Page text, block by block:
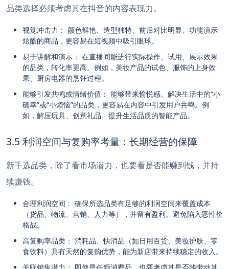
品类选择必须考虑其在抖音的内容表现力。
视觉冲击力： 颜色鲜艳、造型独特、前后对比明显、功能演示
炫酷的商品，更容易在短视频中吸引眼球。
易于讲解和演示： 在直播间能进行实际操作、试用、展示效果
的品类，转化率更高。例如，美妆产品的试色、服饰的上身效
果、厨房电器的烹饪过程。
能够引发共鸣或情绪价值： 能够带来愉悦感、解决生活中的“小
确幸”或“小烦恼”的品类，更容易在内容中引发用户共鸣。例
如，解压玩具、创意礼品、提升生活品质的智能产品。
3.5 利润空间与复购率考量：长期经营的保障
新手选品类，除了看市场潜力，也要看是否能赚到钱，并持
续赚钱。
合理利润空间： 确保所选品类有足够的利润空间来覆盖成本
（货品、物流、营销、人力等），并留有盈利。避免陷入恶性价
格战。
高复购率品类： 消耗品、快消品（如日用百货、美妆护肤、零
食饮料）具有天然的复购优势，能为新店带来持续稳定的收入。